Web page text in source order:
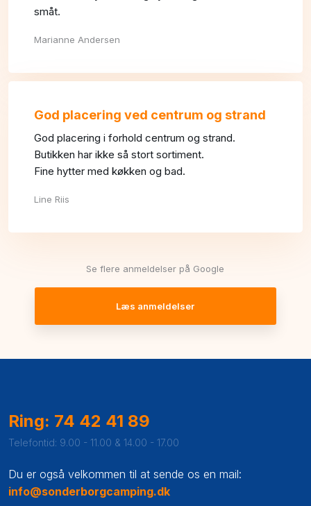
småt.
Marianne Andersen
God placering ved centrum og strand
God placering i forhold centrum og strand.
Butikken har ikke så stort sortiment.
Fine hytter med køkken og bad.
Line Riis
Se flere anmeldelser på Google
Læs anmeldelser
Ring: 74 42 41 89
Telefontid: 9.00 - 11.00 & 14.00 - 17.00
Du er også velkommen til at sende os en mail:
info@sonderborgcamping.dk